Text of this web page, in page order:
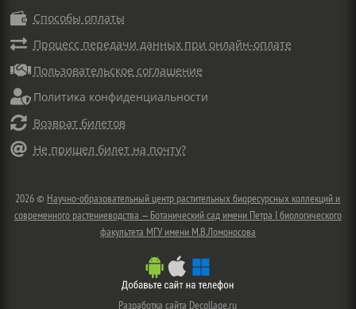
 Способы оплаты
 Процесс передачи данных при онлайн-оплате
 Пользовательское соглашение
 Политика конфиденциальности
 Возврат билетов
 Не пришел билет на почту?
2026 © Научно-образовательный центр растительных биоресурсных коллекций и
современного растениеводства — Ботанический сад имени Петра I биологического
факультета МГУ имени М.В.Ломоносова
Разработка сайта Decollage.ru